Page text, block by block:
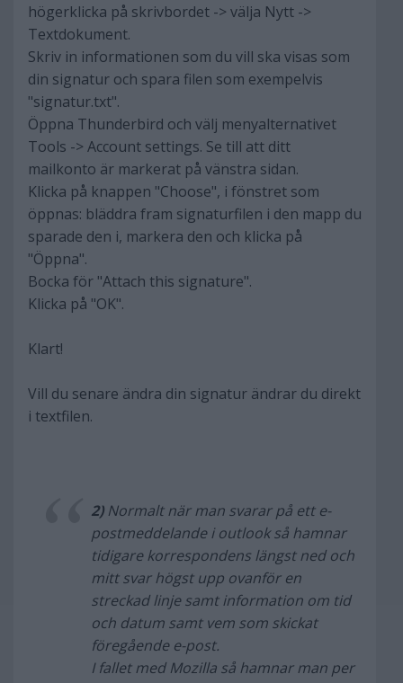
högerklicka på skrivbordet -> välja Nytt ->
Textdokument.
Skriv in informationen som du vill ska visas som
din signatur och spara filen som exempelvis
"signatur.txt".
Öppna Thunderbird och välj menyalternativet
Tools -> Account settings. Se till att ditt
mailkonto är markerat på vänstra sidan.
Klicka på knappen "Choose", i fönstret som
öppnas: bläddra fram signaturfilen i den mapp du
sparade den i, markera den och klicka på
"Öppna".
Bocka för "Attach this signature".
Klicka på "OK".
Klart!
Vill du senare ändra din signatur ändrar du direkt
i textfilen.
2) Normalt när man svarar på ett e-
postmeddelande i outlook så hamnar
tidigare korrespondens längst ned och
mitt svar högst upp ovanför en
streckad linje samt information om tid
och datum samt vem som skickat
föregående e-post.
I fallet med Mozilla så hamnar man per